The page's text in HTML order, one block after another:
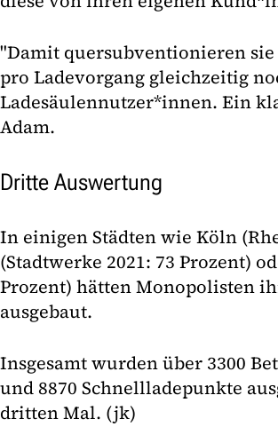
"Damit quersubventionieren
pro Ladevorgang gleichzeitig
Ladesäulennutzer*innen. Ein
Adam.
Dritte Auswertung
In einigen Städten wie Köln
(Stadtwerke 2021: 73 Prozent)
Prozent) hätten Monopolisten
ausgebaut.
Insgesamt wurden über 3300
und 8870 Schnellladepunkte
dritten Mal. (jk)